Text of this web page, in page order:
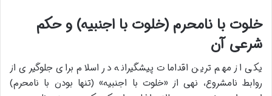
خلوت با نامحرم (خلوت با اجنبیه) و حکم
شرعی آن
یکی از مهم ترین اقدامات پیشگیرانه در اسلام برای جلوگیری از
روابط نامشروع، نهی از «خلوت با اجنبیه» (تنها بودن با نامحرم)